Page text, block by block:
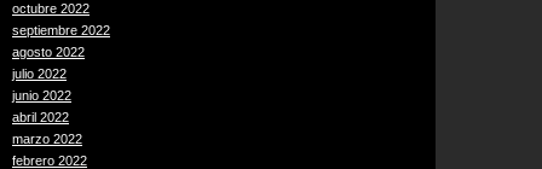
octubre 2022
septiembre 2022
agosto 2022
julio 2022
junio 2022
abril 2022
marzo 2022
febrero 2022